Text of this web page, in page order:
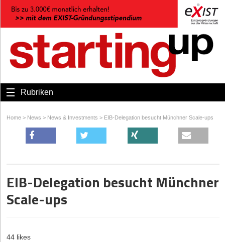
Rubriken
Home > News > News & Investments > EIB-Delegation besucht Münchner Scale-ups
EIB-Delegation besucht Münchner
Scale-ups
44 likes